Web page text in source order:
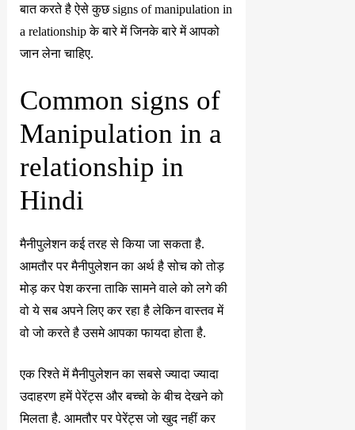
बात करते है ऐसे कुछ signs of manipulation in
a relationship के बारे में जिनके बारे में आपको
जान लेना चाहिए.
Common signs of
Manipulation in a
relationship in
Hindi
मैनीपुलेशन कई तरह से किया जा सकता है.
आमतौर पर मैनीपुलेशन का अर्थ है सोच को तोड़
मोड़ कर पेश करना ताकि सामने वाले को लगे की
वो ये सब अपने लिए कर रहा है लेकिन वास्तव में
वो जो करते है उसमे आपका फायदा होता है.
एक रिश्ते में मैनीपुलेशन का सबसे ज्यादा ज्यादा
उदाहरण हमें पेरेंट्स और बच्चो के बीच देखने को
मिलता है. आमतौर पर पेरेंट्स जो खुद नहीं कर